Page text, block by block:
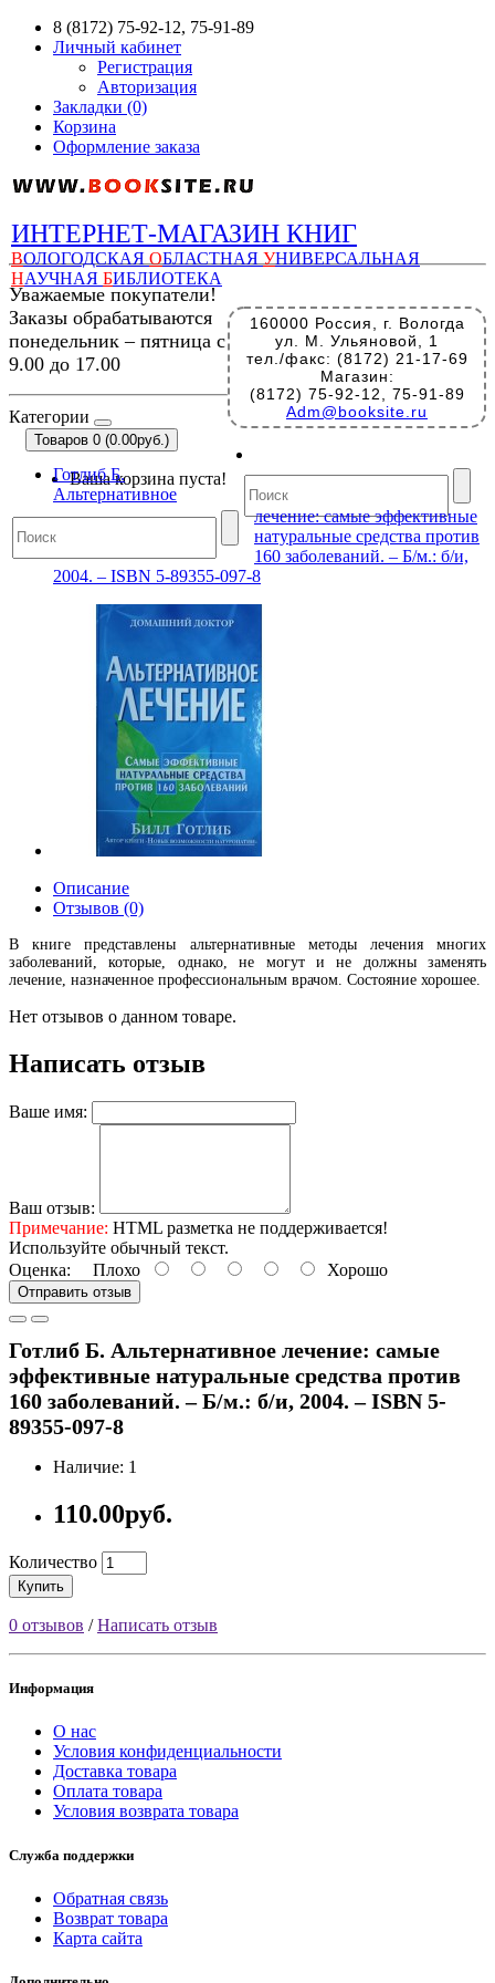
8 (8172) 75-92-12, 75-91-89
Личный кабинет
Регистрация
Авторизация
Закладки (0)
Корзина
Оформление заказа
ИНТЕРНЕТ-МАГАЗИН КНИГ
ВОЛОГОДСКАЯ ОБЛАСТНАЯ УНИВЕРСАЛЬНАЯ
НАУЧНАЯ БИБЛИОТЕКА
160000 Россия, г. Вологда
ул. М. Ульяновой, 1
тел./факс: (8172) 21-17-69
Магазин:
(8172) 75-92-12, 75-91-89
Adm@booksite.ru
Уважаемые покупатели!
Заказы обрабатываются
понедельник – пятница с
9.00 до 17.00
Категории
Товаров 0 (0.00руб.)
Ваша корзина пуста!
Готлиб Б.
Альтернативное
лечение: самые эффективные
натуральные средства против
160 заболеваний. – Б/м.: б/и,
2004. – ISBN 5-89355-097-8
Описание
Отзывов (0)
В книге представлены альтернативные методы лечения многих
заболеваний, которые, однако, не могут и не должны заменять
лечение, назначенное профессиональным врачом. Состояние хорошее.
Нет отзывов о данном товаре.
Написать отзыв
Ваше имя:
Ваш отзыв:
Примечание: HTML разметка не поддерживается!
Используйте обычный текст.
Оценка: Плохо Хорошо
Отправить отзыв
Готлиб Б. Альтернативное лечение: самые
эффективные натуральные средства против
160 заболеваний. – Б/м.: б/и, 2004. – ISBN 5-
89355-097-8
Наличие: 1
110.00руб.
Количество
Купить
0 отзывов /Написать отзыв
Информация
О нас
Условия конфиденциальности
Доставка товара
Оплата товара
Условия возврата товара
Служба поддержки
Обратная связь
Возврат товара
Карта сайта